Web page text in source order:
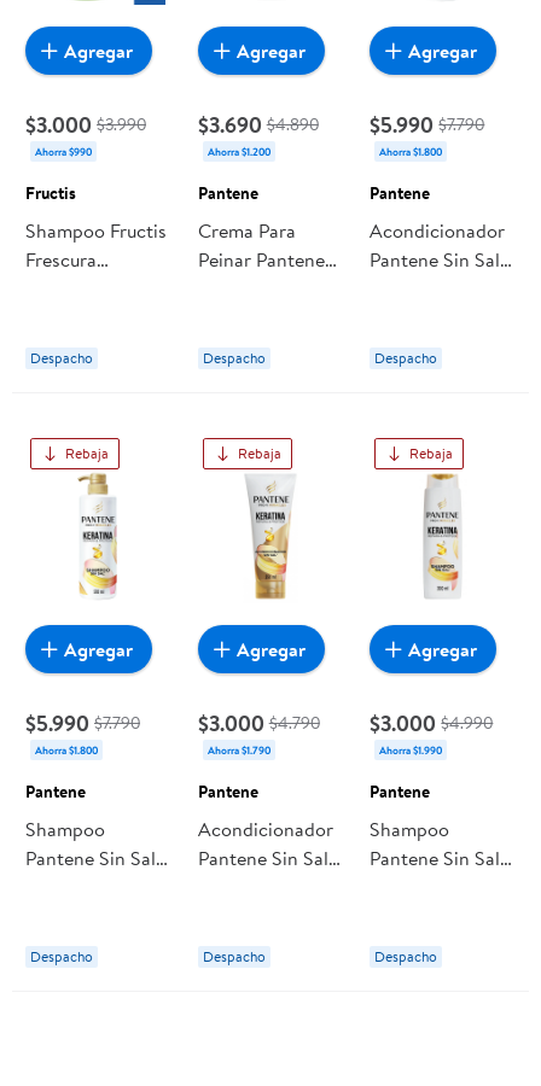
$3.000 $3.990
Ahorra $990
Fructis
Shampoo Fructis
Frescura
Despacho
Agregar
$3.690 $4.890
Ahorra $1.200
Pantene
Crema Para
Peinar Pantene
Vitamina B5
Despacho
Agregar
$5.990 $7.790
Ahorra $1.800
Pantene
Acondicionador
Pantene Sin Sal
Despacho
Agregar
Rebaja
$5.990 $7.790
Ahorra $1.800
Pantene
Shampoo
Pantene Sin Sal
Despacho
Agregar
Rebaja
$3.000 $4.790
Ahorra $1.790
Pantene
Acondicionador
Pantene Sin Sal
Despacho
Agregar
Rebaja
$3.000 $4.990
Ahorra $1.990
Pantene
Shampoo
Pantene Sin Sal
Despacho
Agregar